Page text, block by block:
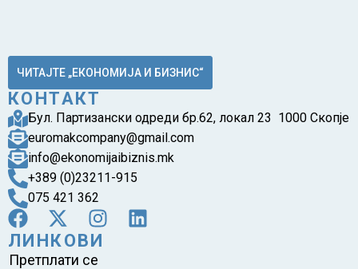
ЧИТАЈТЕ „ЕКОНОМИЈА И БИЗНИС“
КОНТАКТ
Бул. Партизански одреди бр.62, локал 23 1000 Скопје
euromakcompany@gmail.com
info@ekonomijaibiznis.mk
+389 (0)23211-915
075 421 362
ЛИНКОВИ
Претплати се